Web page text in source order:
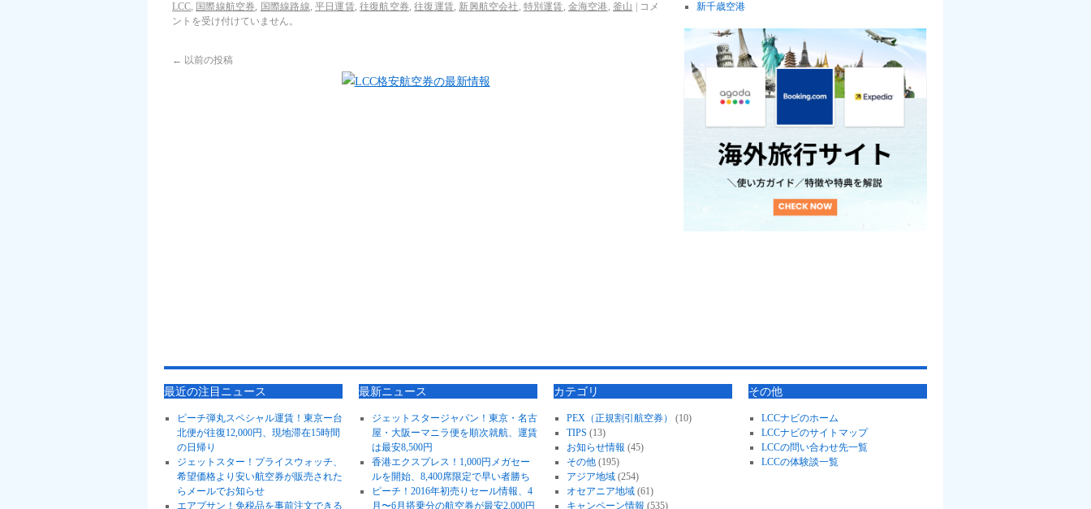
LCC, 国際線航空券, 国際線路線, 平日運賃,往復航空券,往復運賃, 新興航空会社 , 特別運賃, 金海空港, 釜山
コメ
ントを受け付けていません。
← 以前の投稿
新千歳空港
最近の注目ニュース
ピーチ弾丸スペシャル運賃！東京ー台
北便が往復12,000円、現地滞在15時間
の日帰り
ジェットスター！プライスウォッチ、
希望価格より安い航空券が販売された
らメールでお知らせ
エアプサン！免税品を事前注文できる
最新ニュース
ジェットスタージャパン！東京・名古
屋・大阪ーマニラ便を順次就航、運賃
は最安8,500円
香港エクスプレス！1,000円メガセー
ルを開始、8,400席限定で早い者勝ち
ピーチ！2016年初売りセール情報、4
月〜6月搭乗分の航空券が最安2,000円
カテゴリ
PEX（正規割引航空券）
(10)
TIPS (13)
お知らせ情報 (45)
その他(195)
アジア地域(254)
オセアニア地域(61)
キャンペーン情報 (535)
その他
LCCナビのホーム
LCCナビのサイトマップ
LCCの問い合わせ先一覧
LCCの体験談一覧